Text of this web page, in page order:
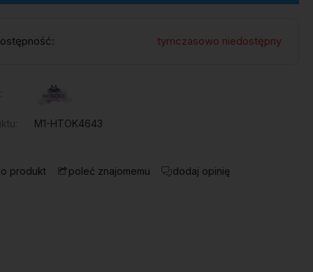
tymczasowo niedostępny
M1-HTOK4643
produkt poleć znajomemu dodaj opinię